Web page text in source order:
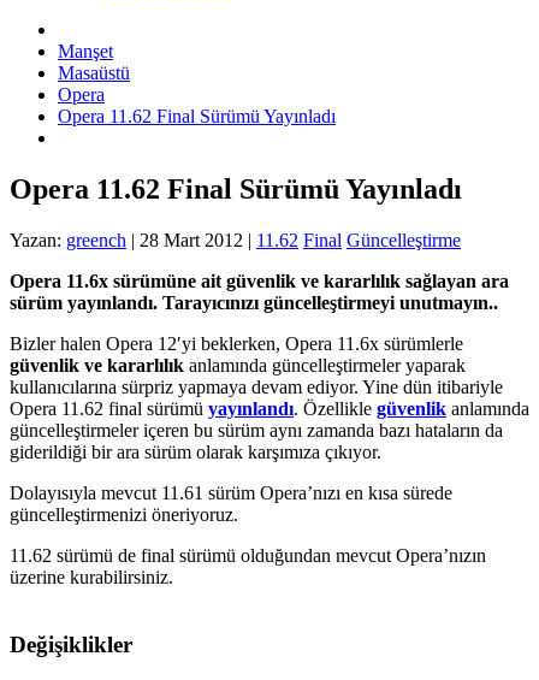
Manşet
Masaüstü
Opera
Opera 11.62 Final Sürümü Yayınladı
Opera 11.62 Final Sürümü Yayınladı
Yazan: greench | 28 Mart 2012 | 11.62 Final Güncelleştirme
Opera 11.6x sürümüne ait güvenlik ve kararlılık sağlayan ara
sürüm yayınlandı. Tarayıcınızı güncelleştirmeyi unutmayın..
Bizler halen Opera 12′yi beklerken, Opera 11.6x sürümlerle
güvenlik ve kararlılık anlamında güncelleştirmeler yaparak
kullanıcılarına sürpriz yapmaya devam ediyor. Yine dün itibariyle
Opera 11.62 final sürümü yayınlandı. Özellikle güvenlik anlamında
güncelleştirmeler içeren bu sürüm aynı zamanda bazı hataların da
giderildiği bir ara sürüm olarak karşımıza çıkıyor.
Dolayısıyla mevcut 11.61 sürüm Opera’nızı en kısa sürede
güncelleştirmenizi öneriyoruz.
11.62 sürümü de final sürümü olduğundan mevcut Opera’nızın
üzerine kurabilirsiniz.
Değişiklikler